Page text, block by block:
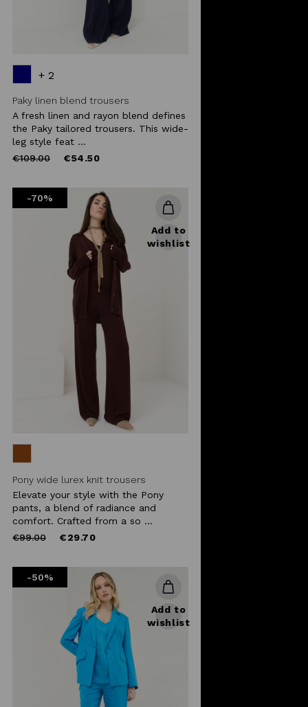
+ 2
Paky linen blend trousers
A fresh linen and rayon blend defines
the Paky tailored trousers. This wide-
leg style feat ...
Price
€109.00to €54.50
-70%
Add to
wishlist
Pony wide lurex knit trousers
Elevate your style with the Pony
pants, a blend of radiance and
comfort. Crafted from a so ...
Price
€99.00to €29.70
-50%
Add to
wishlist